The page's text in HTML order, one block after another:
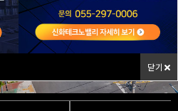
닫기